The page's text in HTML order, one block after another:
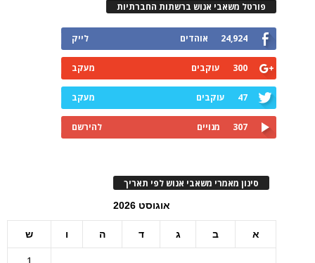
פורטל משאבי אנוש ברשתות החברתיות
24,924 אוהדים לייק
300 עוקבים מעקב
47 עוקבים מעקב
307 מנויים להירשם
סינון מאמרי משאבי אנוש לפי תאריך
אוגוסט 2026
א ב ג ד ה ו ש
1